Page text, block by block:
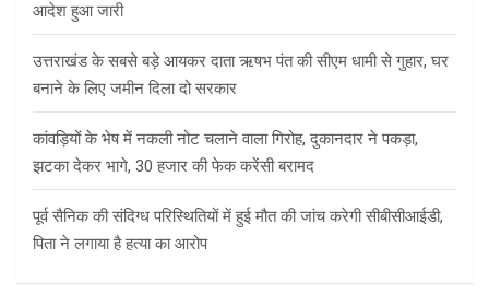
आदेश हुआ जारी
उत्तराखंड के सबसे बड़े आयकर दाता ऋषभ पंत की सीएम धामी से गुहार, घर
बनाने के लिए जमीन दिला दो सरकार
कांवड़ियों के भेष में नकली नोट चलाने वाला गिरोह, दुकानदार ने पकड़ा,
झटका देकर भागे, 30 हजार की फेक करेंसी बरामद
पूर्व सैनिक की संदिग्ध परिस्थितियों में हुई मौत की जांच करेगी सीबीसीआईडी,
पिता ने लगाया है हत्या का आरोप